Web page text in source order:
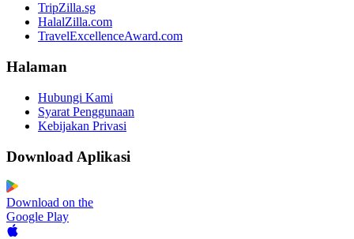
TripZilla.sg
HalalZilla.com
TravelExcellenceAward.com
Halaman
Hubungi Kami
Syarat Penggunaan
Kebijakan Privasi
Download Aplikasi
Download on the
Google Play